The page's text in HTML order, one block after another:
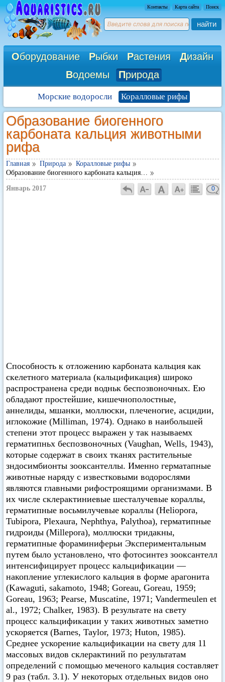
Контакты Карта сайта Поиск
найти
Оборудование Рыбки Растения Дизайн
Водоемы Природа
Морские водоросли Коралловые рифы
Образование биогенного
карбоната кальция животными
рифа
Главная Природа
Коралловые рифы
Образование биогенного карбоната кальция…
Январь 2017 0
Способность к отложению карбоната кальция как
скелетного материала (кальцификация) широко
распространена среди водньк беспозвоночных. Ею
обладают простейшие, кишечнополостные,
аннелиды, мшанки, моллюски, плеченогие, асцидии,
иглокожие (Milliman, 1974). Однако в наибольшей
степени этот процесс выражен у так называемх
герматипньх беспозвоночных (Vaughan, Wells, 1943),
которые содержат в своих тканях растительные
зндосимбионты зооксантеллы. Именно герматапные
животные наряду с известковыми водорослями
являются главными рифостроящими организмами. В
их числе склерактиниевые шесталучевые кораллы,
герматипные восьмилучевые кораллы (Heliopora,
Tubipora, Plexaura, Nephthya, Palythoa), герматипные
гидроиды (Millepora), моллюски тридакны,
герматипные фораминиферьи Экспериментальным
путем было установлено, что фотосинтез зооксантелл
интенсифицирует процесс кальцификации —
накопление углекислого кальция в форме арагонита
(Kawaguti, sakamoto, 1948; Goreau, Goreau, 1959;
Goreau, 1963; Pearse, Muscatine, 1971; Vandermeulen et
аl., 1972; Chalker, 1983). В результате на свету
процесс кальцификации у таких животных заметно
ускоряется (Barnes, Taylor, 1973; Huton, 1985).
Среднее ускорение кальцификации на свету для 11
массовых видов склерактиний по результатам
определений с помощью меченого кальция составляет
9 раз (табл. 3.1). У некоторых отдельных видов оно